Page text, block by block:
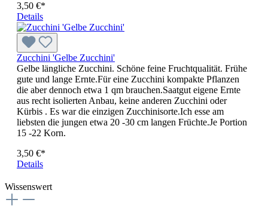
3,50 €*
Details
Zucchini 'Gelbe Zucchini'
Gelbe längliche Zucchini. Schöne feine Fruchtqualität. Frühe
gute und lange Ernte.Für eine Zucchini kompakte Pflanzen
die aber dennoch etwa 1 qm brauchen.Saatgut eigene Ernte
aus recht isolierten Anbau, keine anderen Zucchini oder
Kürbis . Es war die einzigen Zucchinisorte.Ich esse am
liebsten die jungen etwa 20 -30 cm langen Früchte.Je Portion
15 -22 Korn.
3,50 €*
Details
Wissenswert